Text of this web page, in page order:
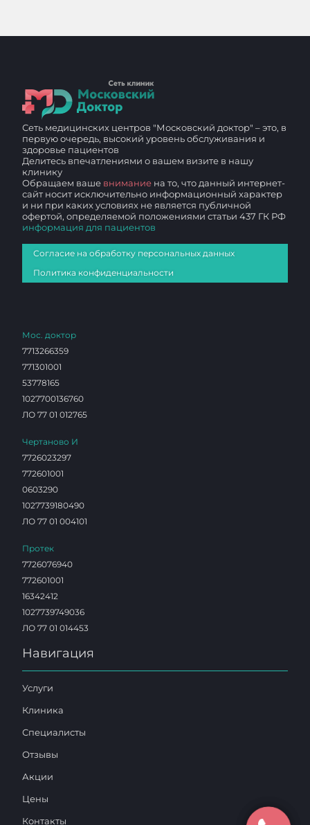
Сеть медицинских центров "Московский доктор" – это, в
первую очередь, высокий уровень обслуживания и
здоровье пациентов
Делитесь впечатлениями о вашем визите в нашу
клинику
Обращаем ваше внимание на то, что данный интернет-
сайт носит исключительно информационный характер
и ни при каких условиях не является публичной
офертой, определяемой положениями статьи 437 ГК РФ
информация для пациентов
Согласие на обработку персональных данных
Политика конфиденциальности
Мос. доктор
7713266359
771301001
53778165
1027700136760
ЛО 77 01 012765
Чертаново И
7726023297
772601001
0603290
1027739180490
ЛО 77 01 004101
Протек
7726076940
772601001
16342412
1027739749036
ЛО 77 01 014453
Навигация
Услуги
Клиника
Специалисты
Отзывы
Акции
Цены
Контакты